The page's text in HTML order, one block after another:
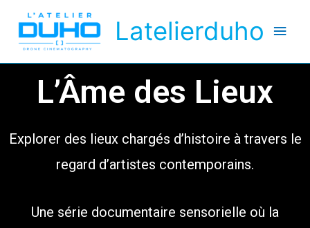
Latelierduho
L’Âme des Lieux
Explorer des lieux chargés d’histoire à travers le
regard d’artistes contemporains.
Une série documentaire sensorielle où la